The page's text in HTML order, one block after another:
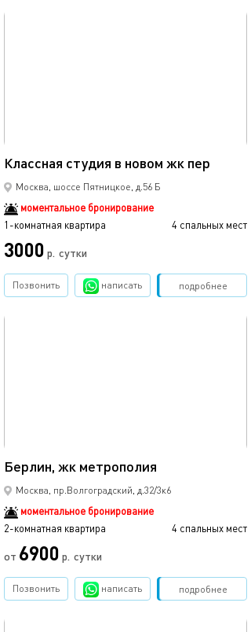
Классная студия в новом жк пер
Москва, шоссе Пятницкое, д.56 Б
моментальное бронирование
1-комнатная квартира
4 спальных мест
3000 р. сутки
подробнее
Позвонить написать Забронировать
Берлин, жк метрополия
Москва, пр.Волгоградский, д.32/3к6
моментальное бронирование
2-комнатная квартира
4 спальных мест
от 6900 р. сутки
подробнее
Позвонить написать Забронировать